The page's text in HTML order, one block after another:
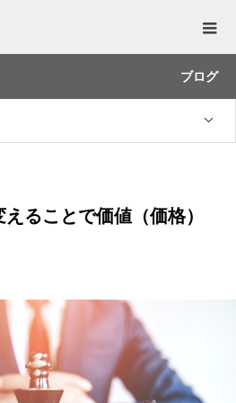
ブログ
ることで価値（価格）